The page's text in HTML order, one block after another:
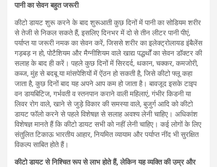
पानी का सेवन बहुत जरूरी
कीटो डायट शुरू करने के बाद शुरूआती कुछ दिनों में पानी का सोडियम शरीर
से तेजी से निकल सकते हैं, इसलिए दिनभर में दो से तीन लीटर पानी पीएं,
पर्याप्त या जरूरी नमक का सेवन करें, जिससे शरीर का इलेक्ट्रोलायड इंबैलेंस
गड़बड़ न हो, पोटैशियम और मैग्नीशियम वाले खाद्य पद्धर्थों का सेवन डॉक्टर की
सलाह के बाद ही करें। पहले कुछ दिनों में सिरदर्द, थकान, चक्कर, कमजोरी,
कब्ज, मुंह से बदबू या मांसपेशियों में ऐंठन हो सकती है, जिसे कीटो फ्लू कहा
जाता है, कुछ दिनों बाद यह अपने आप कम हो जाता है। बावजूद इसके टाइप
वन डायबिटिज, गर्भवती व स्तनपान कराने वाली महिलाएं, गंभीर किडनी या
लिवर रोग वाले, खाने से जुड़े विकार की समस्या वाले, बुजुर्ग आदि को कीटो
डायट फॉलो करने से पहले विशेषज्ञ से सलाह अवश्य लेनी चाहिए। अधिकांश
विशेषज्ञ मानते हैं कि कीटो डायट सभी को नहीं लेनी चाहिए। कई लोगों के लिए
संतुलित टिकाऊ भारतीय आहार, नियमित व्यायाम और पर्याप्त नींद भी सुरक्षित
विकल्प साबित होते हैं।
कीटो डायट से निश्चित रूप से लाभ होते हैं, लेकिन यह व्यक्ति की उम्र और